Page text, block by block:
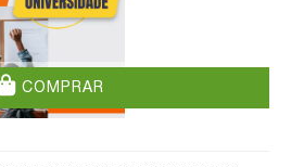
COMPRAR